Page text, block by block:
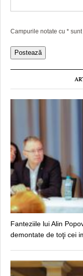
Campurile notate cu *
Fanteziile lui Alin
demontate de toţi cei